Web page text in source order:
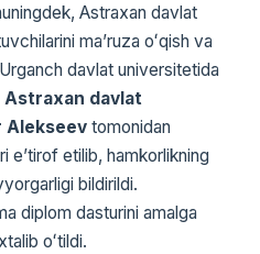
Astraxan davlat
maʼruza oʻqish va
davlat universitetida
Astraxan davlat
tomonidan
eʼtirof etilib, hamkorlikning
bildirildi.
diplom dasturini amalga
oʻtildi.